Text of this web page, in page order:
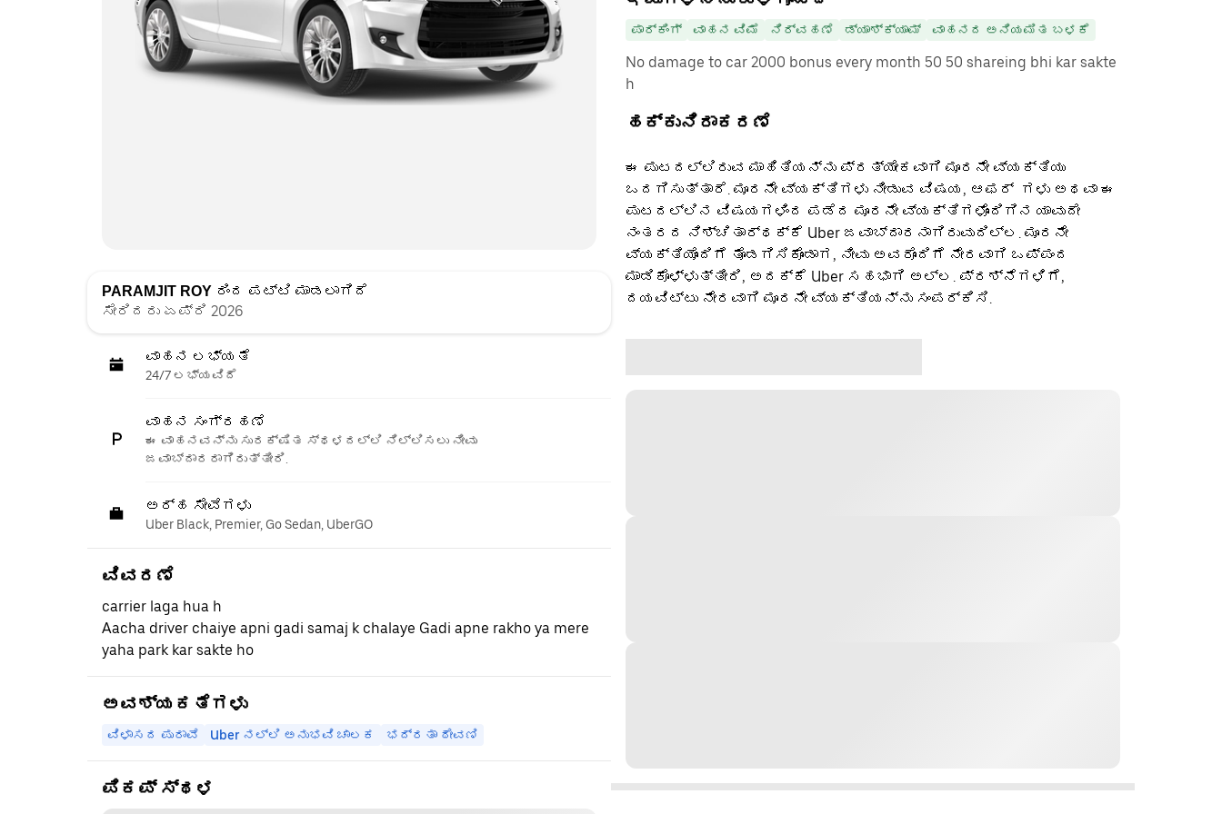
PARAMJIT ROY ರಿಂದ ಪಟ್ಟಿ ಮಾಡಲಾಗಿದೆ
ಸೇರಿದರು ಏಪ್ರಿ 2026
ವಾಹನ ಲಭ್ಯತೆ
24/7 ಲಭ್ಯವಿದೆ
ವಾಹನ ಸಂಗ್ರಹಣೆ
ಈ ವಾಹನವನ್ನು ಸುರಕ್ಷಿತ ಸ್ಥಳದಲ್ಲಿ ನಿಲ್ಲಿಸಲು ನೀವು
ಜವಾಬ್ದಾರರಾಗಿರುತ್ತೀರಿ.
ಅರ್ಹ ಸೇವೆಗಳು
Uber Black, Premier, Go Sedan, UberGO
ವಿವರಣೆ
carrier laga hua h
Aacha driver chaiye apni gadi samaj k chalaye Gadi apne rakho ya mere
yaha park kar sakte ho
ಅವಶ್ಯಕತೆಗಳು
ವಿಳಾಸದ ಪುರಾವೆ Uber ನಲ್ಲಿ ಅನುಭವಿ ಚಾಲಕ ಭದ್ರತಾ ಠೇವಣಿ
ಪಿಕಪ್ ಸ್ಥಳ
ಪಾರ್ಕಿಂಗ್ ವಾಹನ ವಿಮೆ ನಿರ್ವಹಣೆ ಡ್ಯಾಶ್‌ಕ್ಯಾಮ್ ವಾಹನದ ಅನಿಯಮಿತ ಬಳಕೆ
No damage to car 2000 bonus every month 50 50 shareing bhi kar sakte
h
ಹಕ್ಕುನಿರಾಕರಣೆ
ಈ ಪುಟದಲ್ಲಿರುವ ಮಾಹಿತಿಯನ್ನು ಪ್ರತ್ಯೇಕವಾಗಿ ಮೂರನೇ ವ್ಯಕ್ತಿಯು
ಒದಗಿಸುತ್ತಾರೆ. ಮೂರನೇ ವ್ಯಕ್ತಿಗಳು ನೀಡುವ ವಿಷಯ, ಆಫರ್ ‌ ಗಳು ಅಥವಾ ಈ
ಪುಟದಲ್ಲಿನ ವಿಷಯಗಳಿಂದ ಪಡೆದ ಮೂರನೇ ವ್ಯಕ್ತಿಗಳೊಂದಿಗಿನ ಯಾವುದೇ
ನಂತರದ ನಿಶ್ಚಿತಾರ್ಥಕ್ಕೆ Uber ಜವಾಬ್ದಾರನಾಗಿರುವುದಿಲ್ಲ. ಮೂರನೇ
ವ್ಯಕ್ತಿಯೊಂದಿಗೆ ತೊಡಗಿಸಿಕೊಂಡಾಗ, ನೀವು ಅವರೊಂದಿಗೆ ನೇರವಾಗಿ ಒಪ್ಪಂದ
ಮಾಡಿಕೊಳ್ಳುತ್ತೀರಿ, ಅದಕ್ಕೆ Uber ಸಹಭಾಗಿ ಅಲ್ಲ. ಪ್ರಶ್ನೆಗಳಿಗೆ,
ದಯವಿಟ್ಟು ನೇರವಾಗಿ ಮೂರನೇ ವ್ಯಕ್ತಿಯನ್ನು ಸಂಪರ್ಕಿಸಿ.